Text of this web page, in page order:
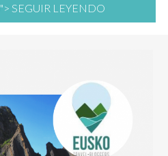
"> SEGUIR LEYENDO